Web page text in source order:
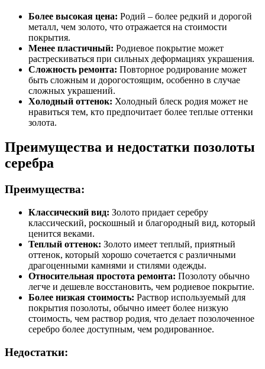
Более высокая цена: Родий – более редкий и дорогой
металл, чем золото, что отражается на стоимости
покрытия.
Менее пластичный: Родиевое покрытие может
растрескиваться при сильных деформациях украшения.
Сложность ремонта: Повторное родирование может
быть сложным и дорогостоящим, особенно в случае
сложных украшений.
Холодный оттенок: Холодный блеск родия может не
нравиться тем, кто предпочитает более теплые оттенки
золота.
Преимущества и недостатки позолоты
серебра
Преимущества:
Классический вид: Золото придает серебру
классический, роскошный и благородный вид, который
ценится веками.
Теплый оттенок: Золото имеет теплый, приятный
оттенок, который хорошо сочетается с различными
драгоценными камнями и стилями одежды.
Относительная простота ремонта: Позолоту обычно
легче и дешевле восстановить, чем родиевое покрытие.
Более низкая стоимость: Раствор используемый для
покрытия позолоты, обычно имеет более низкую
стоимость, чем раствор родия, что делает позолоченное
серебро более доступным, чем родированное.
Недостатки: